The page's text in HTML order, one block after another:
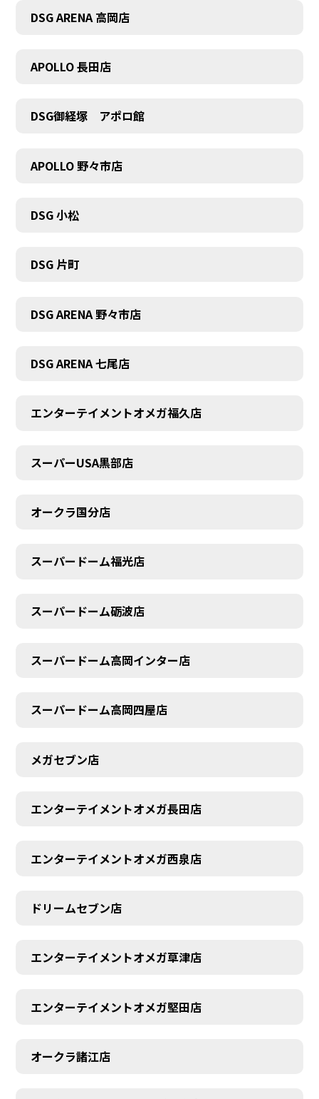
DSG ARENA 高岡店
APOLLO 長田店
DSG御経塚 アポロ館
APOLLO 野々市店
DSG 小松
DSG 片町
DSG ARENA 野々市店
DSG ARENA 七尾店
エンターテイメントオメガ福久店
スーパーUSA黒部店
オークラ国分店
スーパードーム福光店
スーパードーム砺波店
スーパードーム高岡インター店
スーパードーム高岡四屋店
メガセブン店
エンターテイメントオメガ長田店
エンターテイメントオメガ西泉店
ドリームセブン店
エンターテイメントオメガ草津店
エンターテイメントオメガ堅田店
オークラ諸江店